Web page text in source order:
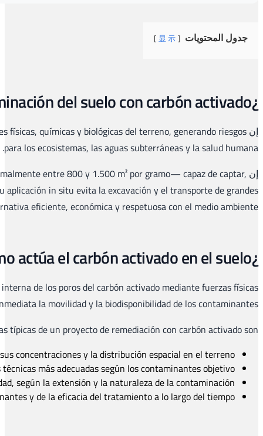
contaminación del suelose produce cuando sustancias tóxicas
carbón activado para la descontaminación del sueloes un
retener e inmovilizar una amplia variedad de
El mecanismo principal es laadsorción: las moléculas de los
(fuerzas de Van der Waals) y, en algunos
Diagnóstico y
Selección del tipo de carbón activado:
Incorporación
Monitorización y seguimiento: